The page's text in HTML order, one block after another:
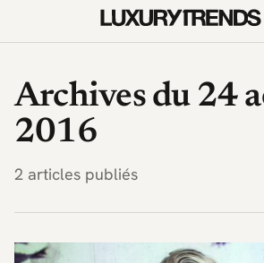
Archives du 24
2016
2 articles publiés